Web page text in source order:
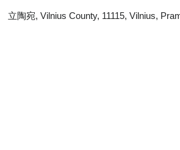
立陶宛, Vilnius County, 11115, Vilnius,